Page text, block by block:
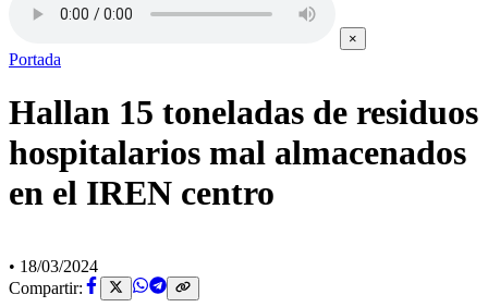
×
Portada
Hallan 15 toneladas de residuos
hospitalarios mal almacenados
en el IREN centro
• 18/03/2024
Compartir: